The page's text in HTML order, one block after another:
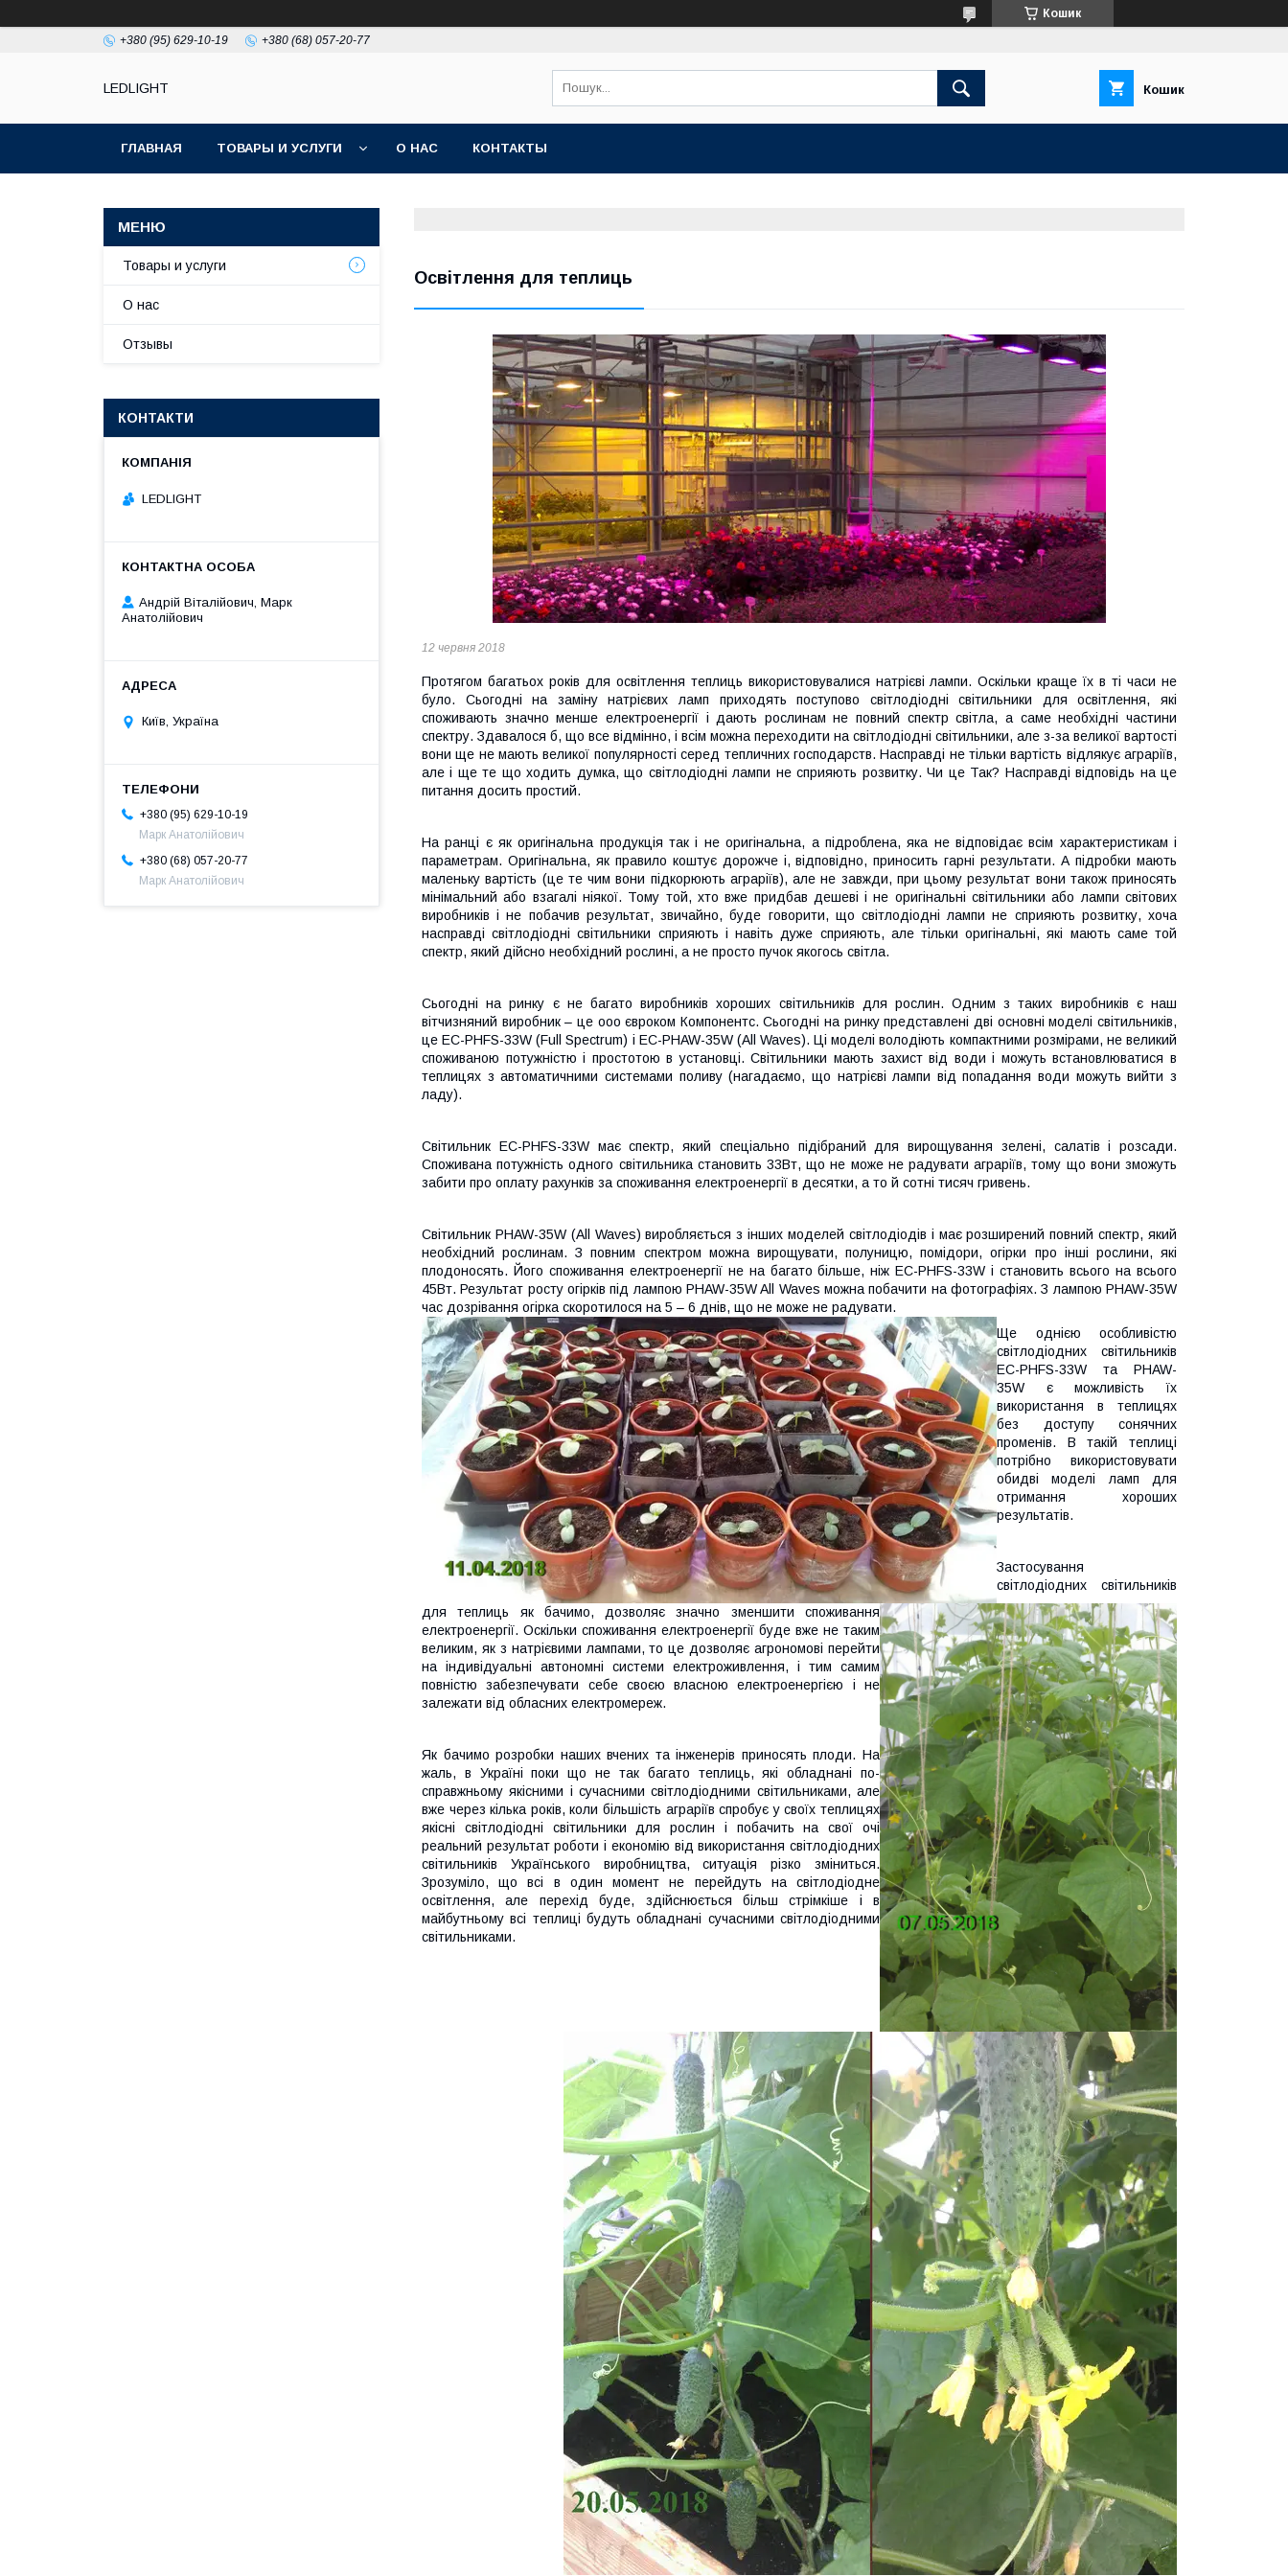
Кошик
+380 (95) 629-10-19 +380 (68) 057-20-77
LEDLIGHT Кошик
ГЛАВНАЯ ТОВАРЫ И УСЛУГИ О НАС КОНТАКТЫ
Освітлення для теплиць
12 червня 2018
Протягом багатьох років для освітлення теплиць використовувалися натрієві лампи. Оскільки краще їх в ті часи не
було. Сьогодні на заміну натрієвих ламп приходять поступово світлодіодні світильники для освітлення, які
споживають значно менше електроенергії і дають рослинам не повний спектр світла, а саме необхідні частини
спектру. Здавалося б, що все відмінно, і всім можна переходити на світлодіодні світильники, але з-за великої вартості
вони ще не мають великої популярності серед тепличних господарств. Насправді не тільки вартість відлякує аграріїв,
але і ще те що ходить думка, що світлодіодні лампи не сприяють розвитку. Чи це Так? Насправді відповідь на це
питання досить простий.
На ранці є як оригінальна продукція так і не оригінальна, а підроблена, яка не відповідає всім характеристикам і
параметрам. Оригінальна, як правило коштує дорожче і, відповідно, приносить гарні результати. А підробки мають
маленьку вартість (це те чим вони підкорюють аграріїв), але не завжди, при цьому результат вони також приносять
мінімальний або взагалі ніякої. Тому той, хто вже придбав дешеві і не оригінальні світильники або лампи світових
виробників і не побачив результат, звичайно, буде говорити, що світлодіодні лампи не сприяють розвитку, хоча
насправді світлодіодні світильники сприяють і навіть дуже сприяють, але тільки оригінальні, які мають саме той
спектр, який дійсно необхідний рослині, а не просто пучок якогось світла.
Сьогодні на ринку є не багато виробників хороших світильників для рослин. Одним з таких виробників є наш
вітчизняний виробник – це ооо євроком Компонентс. Сьогодні на ринку представлені дві основні моделі світильників,
це EC-PHFS-33W (Full Spectrum) і EC-PHAW-35W (All Waves). Ці моделі володіють компактними розмірами, не великий
споживаною потужністю і простотою в установці. Світильники мають захист від води і можуть встановлюватися в
теплицях з автоматичними системами поливу (нагадаємо, що натрієві лампи від попадання води можуть вийти з
ладу).
Світильник EC-PHFS-33W має спектр, який спеціально підібраний для вирощування зелені, салатів і розсади.
Споживана потужність одного світильника становить 33Вт, що не може не радувати аграріїв, тому що вони зможуть
забити про оплату рахунків за споживання електроенергії в десятки, а то й сотні тисяч гривень.
Світильник PHAW-35W (All Waves) виробляється з інших моделей світлодіодів і має розширений повний спектр, який
необхідний рослинам. З повним спектром можна вирощувати, полуницю, помідори, огірки про інші рослини, які
плодоносять. Його споживання електроенергії не на багато більше, ніж EC-PHFS-33W і становить всього на всього
45Вт. Результат росту огірків під лампою PHAW-35W All Waves можна побачити на фотографіях. З лампою PHAW-35W
час дозрівання огірка скоротилося на 5 – 6 днів, що не може не радувати.
Ще однією особливістю
світлодіодних світильників
EC-PHFS-33W та PHAW-
35W є можливість їх
використання в теплицях
без доступу сонячних
променів. В такій теплиці
потрібно використовувати
обидві моделі ламп для
отримання хороших
результатів.
Застосування
світлодіодних світильників
для теплиць як бачимо, дозволяє значно зменшити споживання
електроенергії. Оскільки споживання електроенергії буде вже не таким
великим, як з натрієвими лампами, то це дозволяє агрономові перейти
на індивідуальні автономні системи електроживлення, і тим самим
повністю забезпечувати себе своєю власною електроенергією і не
залежати від обласних електромереж.
Як бачимо розробки наших вчених та інженерів приносять плоди. На
жаль, в Україні поки що не так багато теплиць, які обладнані по-
справжньому якісними і сучасними світлодіодними світильниками, але
вже через кілька років, коли більшість аграріїв спробує у своїх теплицях
якісні світлодіодні світильники для рослин і побачить на свої очі
реальний результат роботи і економію від використання світлодіодних
світильників Українського виробництва, ситуація різко зміниться.
Зрозуміло, що всі в один момент не перейдуть на світлодіодне
освітлення, але перехід буде, здійснюється більш стрімкіше і в
майбутньому всі теплиці будуть обладнані сучасними світлодіодними
світильниками.
Товары и услуги
О нас
Отзывы
КОНТАКТИ
LEDLIGHT
Андрій Віталійович, Марк
Анатолійович
Київ, Україна
+380 (95) 629-10-19
Марк Анатолійович
+380 (68) 057-20-77
Марк Анатолійович